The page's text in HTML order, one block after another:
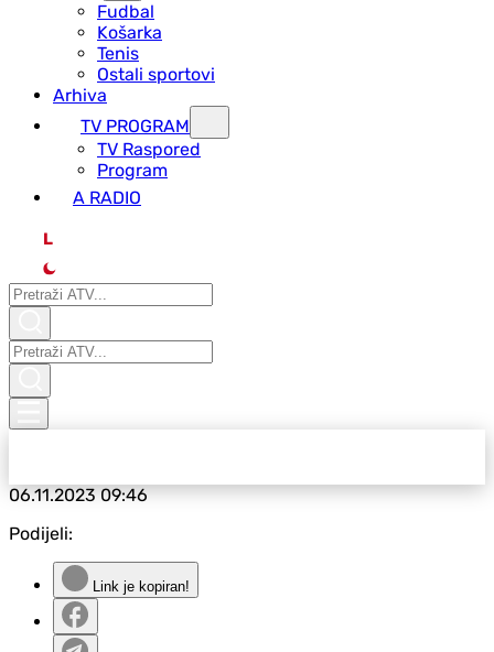
Fudbal
Košarka
Tenis
Ostali sportovi
Arhiva
TV PROGRAM
ТV Raspored
Program
A RADIO
L
06.11.202309:46
Podijeli:
Link je kopiran!